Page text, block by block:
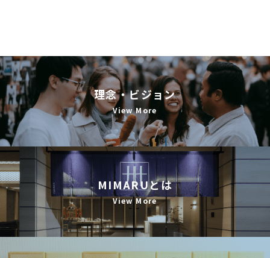
理念・ビジョン
View More
MIMARUとは
View More